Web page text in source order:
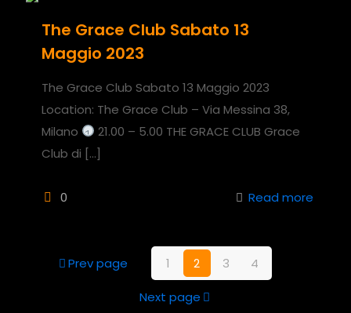
The Grace Club Sabato 13
Maggio 2023
The Grace Club Sabato 13 Maggio 2023
Location: The Grace Club – Via Messina 38,
Milano
21.00 – 5.00 THE GRACE CLUB Grace
Club di […]
0 Read more
Prev page 1 2 3 4
Next page